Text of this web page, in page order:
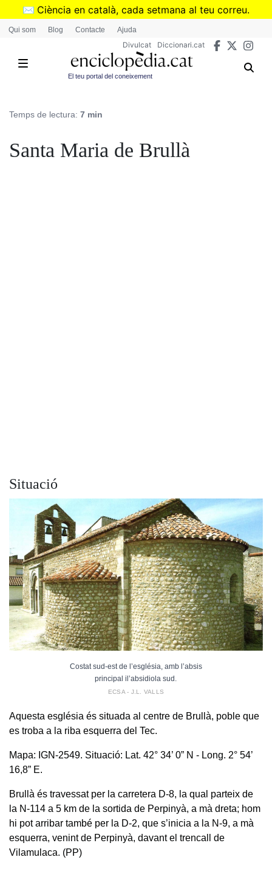
Vés
✉️ Ciència en català, cada setmana al teu correu.
➜Subscriu-te al butlletí de Divulcat
Qui som Blog Contacte Ajuda
Divulcat Diccionari.cat
El teu portal del coneixement
Temps de lectura: 7 min
Santa Maria de Brullà
Situació
Costat sud-est de l’església, amb l’absis
principal il’absidiola sud.
ECSA - J.L. VALLS
Aquesta església és situada al centre de Brullà, poble que
es troba a la riba esquerra del Tec.
Mapa: IGN-2549. Situació: Lat. 42° 34’ 0” N - Long. 2° 54’
16,8” E.
Brullà és travessat per la carretera D-8, la qual parteix de
la N-114 a 5 km de la sortida de Perpinyà, a mà dreta; hom
hi pot arribar també per la D-2, que s’inicia a la N-9, a mà
esquerra, venint de Perpinyà, davant el trencall de
Vilamulaca. (PP)